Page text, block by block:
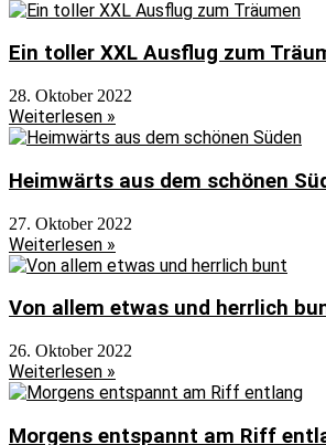
Ein toller XXL Ausflug zum
28. Oktober 2022
Weiterlesen »
Heimwärts aus dem schönen
27. Oktober 2022
Weiterlesen »
Von allem etwas und herrlich
26. Oktober 2022
Weiterlesen »
Morgens entspannt am Riff